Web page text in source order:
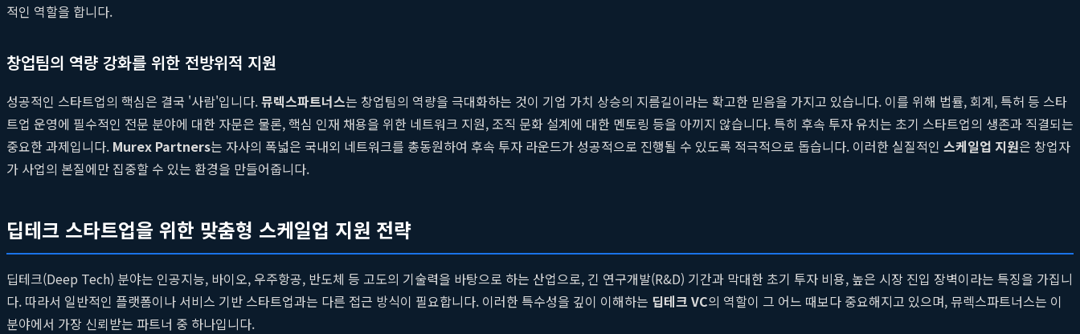
적인 역할을 합니다.
창업팀의 역량 강화를 위한 전방위적 지원
성공적인 스타트업의 핵심은 결국 '사람'입니다.뮤렉스파트너스는 창업팀의 역량을 극대화하는 것이 기업 가치 상승의 지름길이라는 확고한 믿음을 가지고 있습니다. 이를 위해 법률, 회계, 특허 등 스타
트업 운영에 필수적인 전문 분야에 대한 자문은 물론, 핵심 인재 채용을 위한 네트워크 지원, 조직 문화 설계에 대한 멘토링 등을 아끼지 않습니다. 특히 후속 투자 유치는 초기 스타트업의 생존과 직결되는
중요한 과제입니다. Murex Partners는 자사의 폭넓은 국내외 네트워크를 총동원하여 후속 투자 라운드가 성공적으로 진행될 수 있도록 적극적으로 돕습니다. 이러한 실질적인 스케일업 지원은 창업자
가 사업의 본질에만 집중할 수 있는 환경을 만들어줍니다.
딥테크 스타트업을 위한 맞춤형 스케일업 지원 전략
딥테크(Deep Tech) 분야는 인공지능, 바이오, 우주항공, 반도체 등 고도의 기술력을 바탕으로 하는 산업으로, 긴 연구개발(R&D) 기간과 막대한 초기 투자 비용, 높은 시장 진입 장벽이라는 특징을 가집니
다. 따라서 일반적인 플랫폼이나 서비스 기반 스타트업과는 다른 접근 방식이 필요합니다. 이러한 특수성을 깊이 이해하는 딥테크 VC의 역할이 그 어느 때보다 중요해지고 있으며, 뮤렉스파트너스는 이
분야에서 가장 신뢰받는 파트너 중 하나입니다.